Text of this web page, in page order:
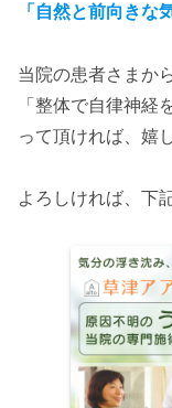
「自然と前向きな
当院の患者さまか
「整体で自律神経
って頂ければ、嬉
よろしければ、下